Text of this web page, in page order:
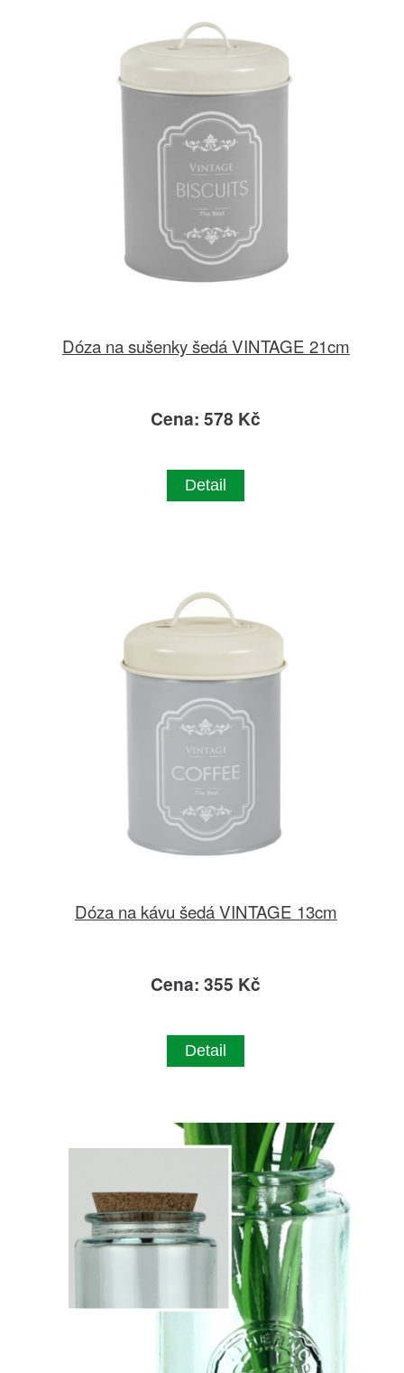
Dóza na sušenky šedá VINTAGE 21cm
Cena: 578 Kč
Detail
Dóza na kávu šedá VINTAGE 13cm
Cena: 355 Kč
Detail